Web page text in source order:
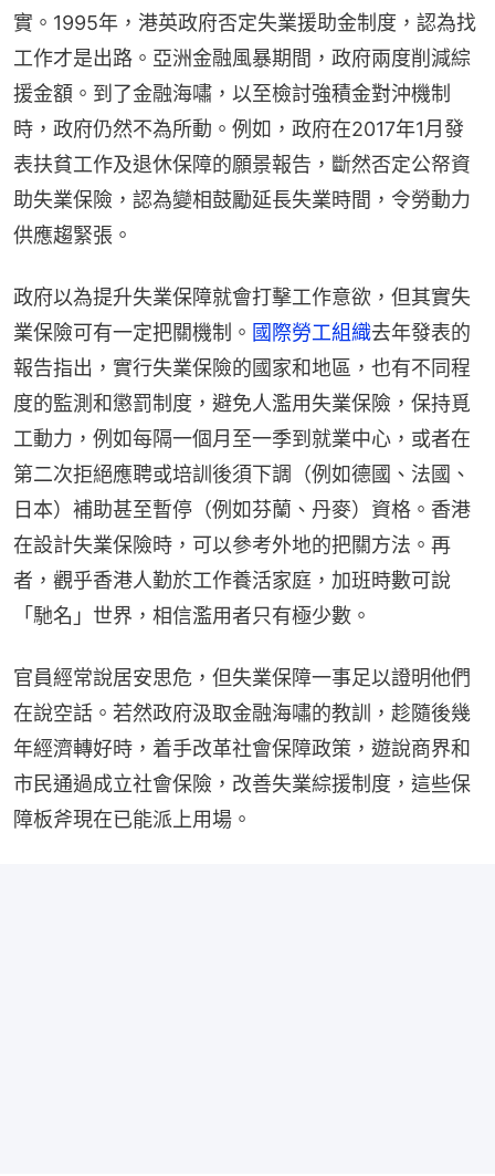
實。1995年，港英政府否定失業援助金制度，認為找
工作才是出路。亞洲金融風暴期間，政府兩度削減綜
援金額。到了金融海嘯，以至檢討強積金對沖機制
時，政府仍然不為所動。例如，政府在2017年1月發
表扶貧工作及退休保障的願景報告，斷然否定公帑資
助失業保險，認為變相鼓勵延長失業時間，令勞動力
供應趨緊張。
政府以為提升失業保障就會打擊工作意欲，但其實失
業保險可有一定把關機制。 國際勞工組織去年發表的
報告指出，實行失業保險的國家和地區，也有不同程
度的監測和懲罰制度，避免人濫用失業保險，保持覓
工動力，例如每隔一個月至一季到就業中心，或者在
第二次拒絕應聘或培訓後須下調（例如德國、法國、
日本）補助甚至暫停（例如芬蘭、丹麥）資格。香港
在設計失業保險時，可以參考外地的把關方法。再
者，觀乎香港人勤於工作養活家庭，加班時數可說
「馳名」世界，相信濫用者只有極少數。
官員經常說居安思危，但失業保障一事足以證明他們
在說空話。若然政府汲取金融海嘯的教訓，趁隨後幾
年經濟轉好時，着手改革社會保障政策，遊說商界和
市民通過成立社會保險，改善失業綜援制度，這些保
障板斧現在已能派上用場。